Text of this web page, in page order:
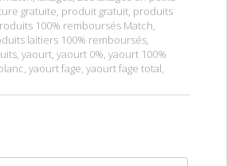
gratuite, produit gratuit, produits
100% remboursés Match,
laitiers 100% remboursés,
, yaourt, yaourt 0%, yaourt 100%
, yaourt fage, yaourt fage total,